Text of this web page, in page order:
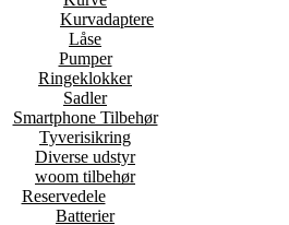
Kurvadaptere
Låse
Pumper
Ringeklokker
Sadler
Smartphone Tilbehør
Tyverisikring
Diverse udstyr
woom tilbehør
Reservedele
Batterier